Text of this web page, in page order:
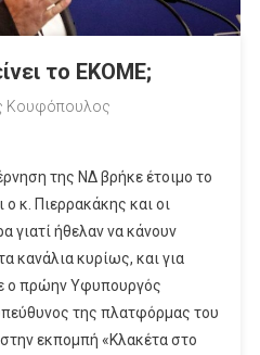
το ΕΚΟΜΕ;
Κουφόπουλος
της ΝΔ βρήκε έτοιμο το
κ. Πιερρακάκης και οι
γιατί ήθελαν να κάνουν
κανάλια κυρίως, και για
ο πρώην Υφυπουργός
της πλατφόρμας του
εκπομπή «Κλακέτα στο